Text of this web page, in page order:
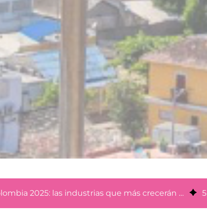
Colombia 2025: las industrias que más crecerán y el rol de la tecnología 5